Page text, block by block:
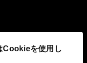
Cookieを使用し